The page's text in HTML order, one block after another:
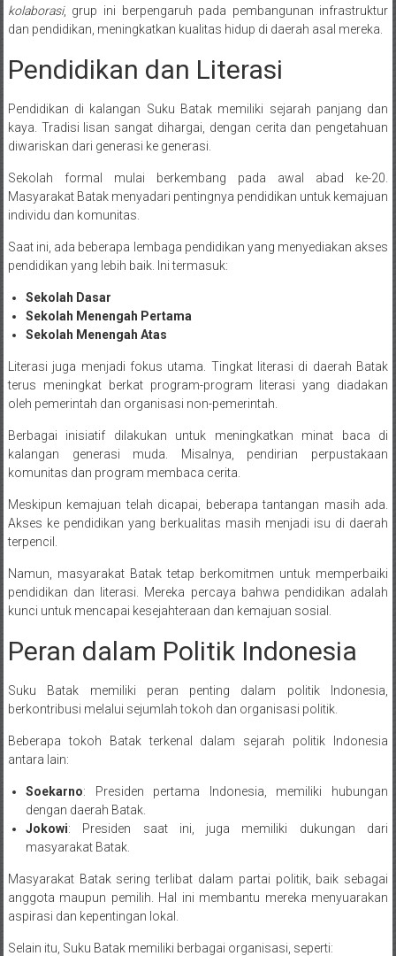
kolaborasi, grup ini berpengaruh pada pembangunan infrastruktur
dan pendidikan, meningkatkan kualitas hidup di daerah asal mereka.
Pendidikan dan Literasi
Pendidikan di kalangan Suku Batak memiliki sejarah panjang dan
kaya. Tradisi lisan sangat dihargai, dengan cerita dan pengetahuan
diwariskan dari generasi ke generasi.
Sekolah formal mulai berkembang pada awal abad ke-20.
Masyarakat Batak menyadari pentingnya pendidikan untuk kemajuan
individu dan komunitas.
Saat ini, ada beberapa lembaga pendidikan yang menyediakan akses
pendidikan yang lebih baik. Ini termasuk:
Sekolah Dasar
Sekolah Menengah Pertama
Sekolah Menengah Atas
Literasi juga menjadi fokus utama. Tingkat literasi di daerah Batak
terus meningkat berkat program-program literasi yang diadakan
oleh pemerintah dan organisasi non-pemerintah.
Berbagai inisiatif dilakukan untuk meningkatkan minat baca di
kalangan generasi muda. Misalnya, pendirian perpustakaan
komunitas dan program membaca cerita.
Meskipun kemajuan telah dicapai, beberapa tantangan masih ada.
Akses ke pendidikan yang berkualitas masih menjadi isu di daerah
terpencil.
Namun, masyarakat Batak tetap berkomitmen untuk memperbaiki
pendidikan dan literasi. Mereka percaya bahwa pendidikan adalah
kunci untuk mencapai kesejahteraan dan kemajuan sosial.
Peran dalam Politik Indonesia
Suku Batak memiliki peran penting dalam politik Indonesia,
berkontribusi melalui sejumlah tokoh dan organisasi politik.
Beberapa tokoh Batak terkenal dalam sejarah politik Indonesia
antara lain:
Soekarno: Presiden pertama Indonesia, memiliki hubungan
dengan daerah Batak.
Jokowi: Presiden saat ini, juga memiliki dukungan dari
masyarakat Batak.
Masyarakat Batak sering terlibat dalam partai politik, baik sebagai
anggota maupun pemilih. Hal ini membantu mereka menyuarakan
aspirasi dan kepentingan lokal.
Selain itu, Suku Batak memiliki berbagai organisasi, seperti: